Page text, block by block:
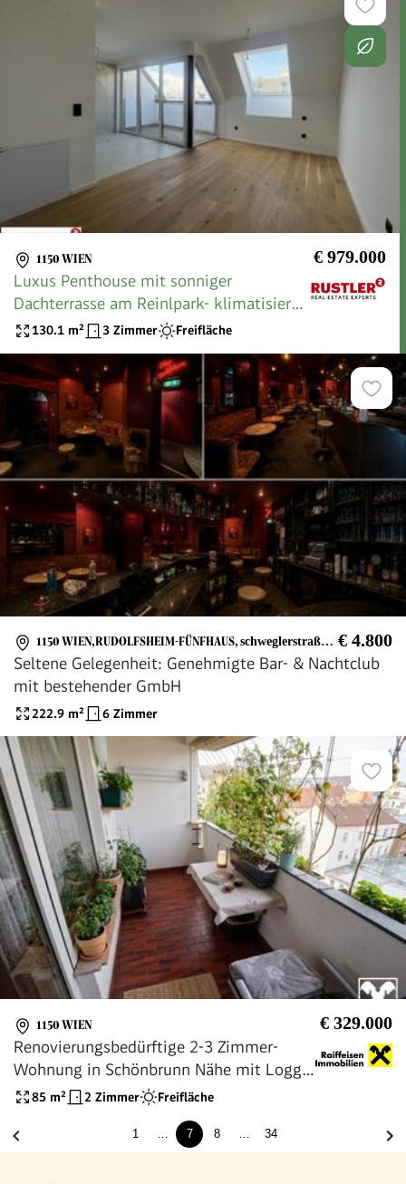
1150 WIEN € 979.000
Luxus Penthouse mit sonniger
Dachterrasse am Reinlpark- klimatisiert |
ERSTBEZUG
130.1 m² 3 Zimmer Freifläche
1150 WIEN,RUDOLFSHEIM-FÜNFHAUS, schweglerstraße, Westbahnhof, Hütteldorfer Straße € 4.800
Seltene Gelegenheit: Genehmigte Bar- & Nachtclub
mit bestehender GmbH
222.9 m² 6 Zimmer
1150 WIEN € 329.000
Renovierungsbedürftige 2-3 Zimmer-
Wohnung in Schönbrunn Nähe mit Loggia
& PKW Stellplatz
85 m² 2 Zimmer Freifläche
1 … 7 8 … 34